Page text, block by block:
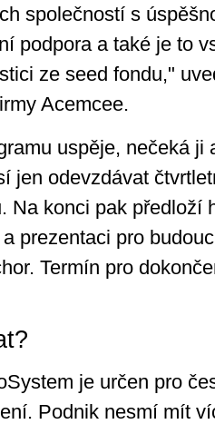
společností s
podpora a také je to
ze seed fondu,"
Acemcee.
uspěje, nečeká ji
jen odevzdávat
Na konci pak předloží
prezentaci pro
Termín pro
je určen pro
Podnik nesmí mít